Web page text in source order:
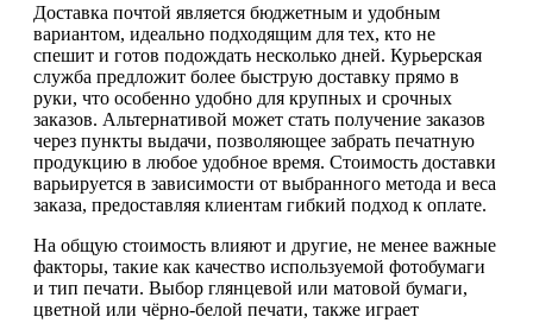
Доставка почтой является бюджетным и удобным
вариантом, идеально подходящим для тех, кто не
спешит и готов подождать несколько дней. Курьерская
служба предложит более быструю доставку прямо в
руки, что особенно удобно для крупных и срочных
заказов. Альтернативой может стать получение заказов
через пункты выдачи, позволяющее забрать печатную
продукцию в любое удобное время. Стоимость доставки
варьируется в зависимости от выбранного метода и веса
заказа, предоставляя клиентам гибкий подход к оплате.
На общую стоимость влияют и другие, не менее важные
факторы, такие как качество используемой фотобумаги
и тип печати. Выбор глянцевой или матовой бумаги,
цветной или чёрно-белой печати, также играет